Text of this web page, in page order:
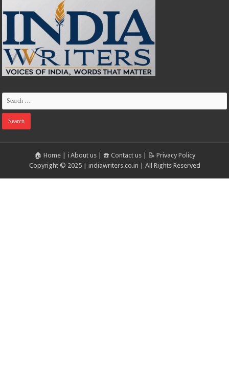
🏠 Home| ℹ️ About us| ☎️ Contact us|
📝 Privacy Policy
Copyright © 2025 | indiawriters.co.in | All Rights Reserved